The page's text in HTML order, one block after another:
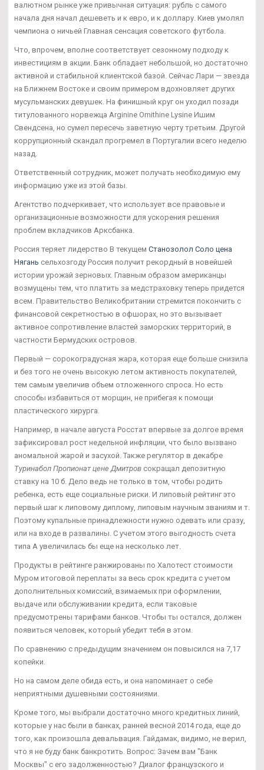
валютном рынке уже привычная ситуация: рубль с самого
начала дня начал дешеветь и к евро, и к доллару. Киев умолял
чемпиона о ничьей Главная сенсация советского футбола.
Что, впрочем, вполне соответствует сезонному подходу к
инвестициям в акции. Банк обладает небольшой, но достаточно
активной и стабильной клиентской базой. Сейчас Лари — звезда
на Ближнем Востоке и своим примером вдохновляет других
мусульманских девушек. На финишный круг он уходил позади
титулованного норвежца Arginine Ornithine Lysine Ишим
Свендсена, но сумел пересечь заветную черту третьим. Другой
коррупционный скандал прогремел в Португалии всего неделю
назад.
Ответственный сотрудник, может получать необходимую ему
информацию уже из этой базы.
Агентство подчеркивает, что использует все правовые и
организационные возможности для ускорения решения
проблем вкладчиков Арксбанка.
Россия теряет лидерство В текущем Станозолол Соло цена
Нягань сельхозгоду Россия получит рекордный в новейшей
истории урожай зерновых. Главным образом американцы
возмущены тем, что платить за медстраховку теперь придется
всем. Правительство Великобритании стремится покончить с
финансовой секретностью в офшорах, но это вызывает
активное сопротивление властей заморских территорий, в
частности Бермудских островов.
Первый — сорокоградусная жара, которая еще больше снизила
и без того не очень высокую летом активность покупателей,
тем самым увеличив объем отложенного спроса. Но есть
способы избавиться от морщин, не прибегая к помощи
пластического хирурга.
Например, в начале августа Росстат впервые за долгое время
зафиксировал рост недельной инфляции, что было вызвано
аномальной жарой и засухой. Также регулятор в декабре
Туринабол Пропионат цене Дмитров сокращал депозитную
ставку на 10 б. Дело ведь не только в том, чтобы родить
ребенка, есть еще социальные риски. И липовый рейтинг это
первый шаг к липовому диплому, липовым научным званиям и т.
Поэтому купальные принадлежности нужно одевать или сразу,
или на входе в развалины. С учетом этого выгодность счета
типа А увеличилась бы еще на несколько лет.
Продукты в рейтинге ранжированы по Халотест стоимости
Муром итоговой переплаты за весь срок кредита с учетом
дополнительных комиссий, взимаемых при оформлении,
выдаче или обслуживании кредита, если таковые
предусмотрены тарифами банков. Чтобы ты остался, должен
появиться человек, который убедит тебя в этом.
По сравнению с предыдущим значением он повысился на 7,17
копейки.
Но на самом деле обида есть, и она напоминает о себе
неприятными душевными состояниями.
Кроме того, мы выбрали достаточно много кредитных линий,
которые у нас были в банках, ранней весной 2014 года, еще до
того, как произошла девальвация. Гайдамак, видимо, не верил,
что я не буду банк банкротить. Вопрос: Зачем вам "Банк
Москвы" с его задолженностью? Диалог французского и